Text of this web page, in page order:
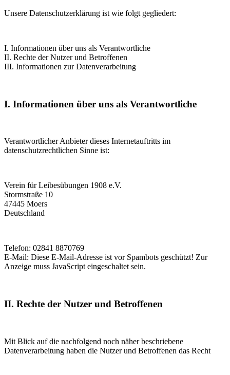
Unsere Datenschutzerklärung ist wie folgt gegliedert:
I. Informationen über uns als Verantwortliche
II. Rechte der Nutzer und Betroffenen
III. Informationen zur Datenverarbeitung
I. Informationen über uns als Verantwortliche
Verantwortlicher Anbieter dieses Internetauftritts im
datenschutzrechtlichen Sinne ist:
Verein für Leibesübungen 1908 e.V.
Stormstraße 10
47445 Moers
Deutschland
Telefon: 02841 8870769
E-Mail: Diese E-Mail-Adresse ist vor Spambots geschützt! Zur
Anzeige muss JavaScript eingeschaltet sein.
II. Rechte der Nutzer und Betroffenen
Mit Blick auf die nachfolgend noch näher beschriebene
Datenverarbeitung haben die Nutzer und Betroffenen das Recht